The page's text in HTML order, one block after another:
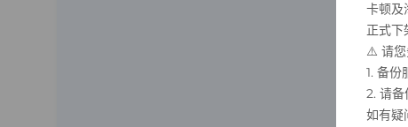
卡顿及
正式下
⚠️ 请您
1. 备份
2. 请备
如有疑